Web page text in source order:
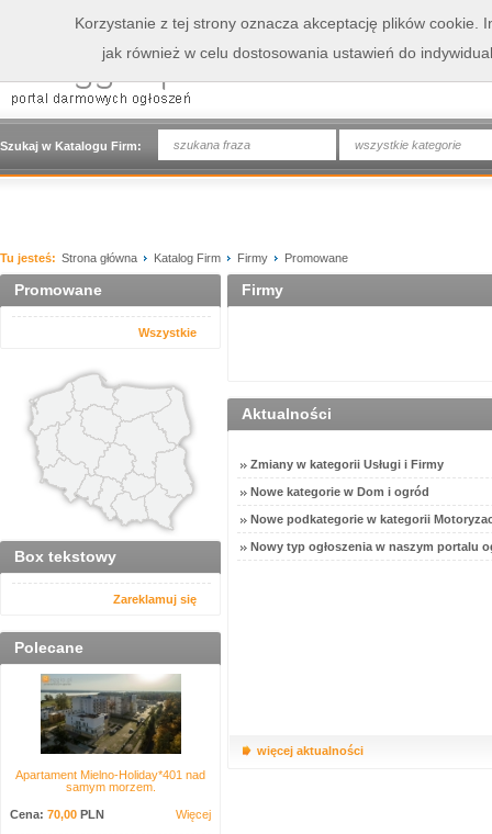
Szukaj w Katalogu Firm: wszystkie kategorie
Tu jesteś: Strona główna Katalog Firm Firmy Promowane
Promowane
Wszystkie
Box tekstowy
Zareklamuj się
Polecane
Apartament Mielno-Holiday*401 nad
samym morzem.
Cena: 70,00 PLN Więcej
Firmy
Aktualności
Zmiany w kategorii Usługi i Firmy
Nowe kategorie w Dom i ogród
Nowe podkategorie w kategorii
Nowy typ ogłoszenia w naszym portalu
więcej aktualności
Korzystanie z tej strony oznacza akceptację plików cookie.
jak również w celu dostosowania ustawień do